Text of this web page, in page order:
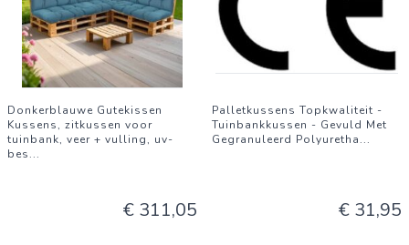
Donkerblauwe Gutekissen
Kussens, zitkussen voor
tuinbank, veer + vulling, uv-
bes...
€ 311,05
Palletkussens Topkwaliteit -
Tuinbankkussen - Gevuld Met
Gegranuleerd Polyuretha...
€ 31,95